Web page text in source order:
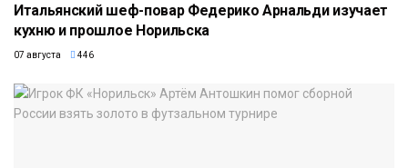
Итальянский шеф-повар Федерико Арнальди изучает
кухню и прошлое Норильска
07 августа 446